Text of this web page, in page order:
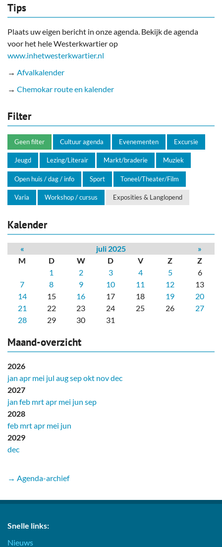
Tips
Plaats uw eigen bericht in onze agenda. Bekijk de agenda
voor het hele Westerkwartier op
www.inhetwesterkwartier.nl
→ Afvalkalender
→ Chemokar route en kalender
Filter
Geen filter Cultuur agenda Evenementen Excursie
Jeugd Lezing/Literair Markt/braderie Muziek
Open huis / dag / info Sport Toneel/Theater/Film
Varia Workshop / cursus Exposities & Langlopend
Kalender
« juli 2025
»
M
D W D V Z
Z
1
2 3 4 5
6
7
8 9 10 11 12
13
14
15 16 17 18 19
20
21
22 23 24 25 26
27
28
29 30 31
Maand-overzicht
2026
jan apr mei jul augsepokt novdec
2027
jan feb mrtapr mei jun sep
2028
feb mrtapr mei jun
2029
dec
→ Agenda-archief
Snelle links:
Nieuws